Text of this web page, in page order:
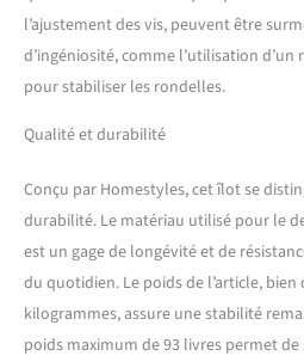
l’ajustement des vis, peuvent être
d’ingéniosité, comme l’utilisation
pour stabiliser les rondelles.
Qualité et durabilité
Conçu par Homestyles, cet îlot se
durabilité. Le matériau utilisé pour le
est un gage de longévité et de
du quotidien. Le poids de l’article,
kilogrammes, assure une stabilité
poids maximum de 93 livres permet